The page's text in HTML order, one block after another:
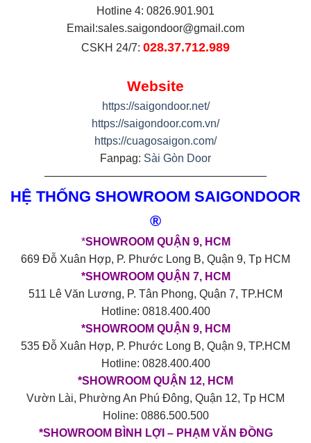
Hotline 4: 0826.901.901
Email:sales.saigondoor@gmail.com
CSKH 24/7: 028.37.712.989
Website
https://saigondoor.net/
https://saigondoor.com.vn/
https://cuagosaigon.com/
Fanpag: Sài Gòn Door
————————————————————
HỆ THỐNG SHOWROOM SAIGONDOOR
®
*SHOWROOM QUẬN 9, HCM
669 Đỗ Xuân Hợp, P. Phước Long B, Quận 9, Tp HCM
*SHOWROOM QUẬN 7, HCM
511 Lê Văn Lương, P. Tân Phong, Quận 7, TP.HCM
Hotline: 0818.400.400
*SHOWROOM QUẬN 9, HCM
535 Đỗ Xuân Hợp, P. Phước Long B, Quận 9, TP.HCM
Hotline: 0828.400.400
*SHOWROOM QUẬN 12, HCM
Vườn Lài, Phường An Phú Đông, Quận 12, Tp HCM
Holine: 0886.500.500
*SHOWROOM BÌNH LỢI – PHẠM VĂN ĐỒNG